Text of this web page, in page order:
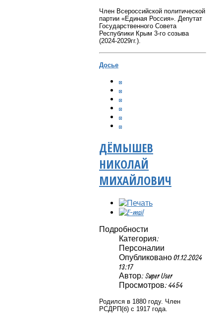
Член Всероссийской политической
партии «Единая Россия». Депутат
Государственного Совета
Республики Крым 3-го созыва
(2024-2029гг.).
Досье
ДЁМЫШЕВ
НИКОЛАЙ
МИХАЙЛОВИЧ
Подробности
Категория:
Персоналии
Опубликовано 01.12.2024
13:17
Автор: Super User
Просмотров: 4454
Родился в 1880 году. Член
РСДРП(б) с 1917 года.